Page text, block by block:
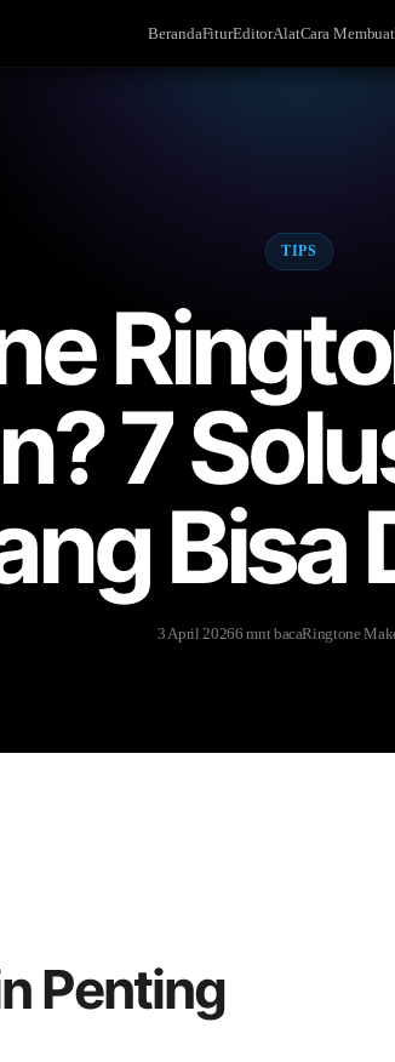
BerandaFiturEditorAlatCara Membuat
TIPS
7
Bisa
3 April 20266 mnt bacaRingtone
Penting